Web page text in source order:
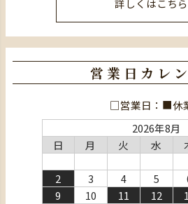
詳しくはこちら
営業日カレ
□営業日：■休
2026年8月
日
月 火 水
2
3 4 5
9
10 11 12